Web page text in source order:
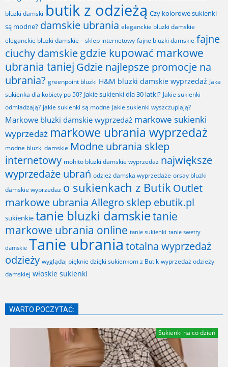
bluzki damski butik z odzieżą Czy kolorowe sukienki
są modne? damskie ubrania eleganckie bluzki damskie
eleganckie bluzki damskie – sklep internetowy fajne bluzki damskie fajne
ciuchy damskiegdzie kupować markowe
ubrania taniej Gdzie najlepsze promocje na
ubrania? greenpoint bluzki H&M bluzki damskie wyprzedaż Jaka
sukienka dla kobiety po 50? Jakie sukienki dla 30 latki? Jakie sukienki
odmładzają? jakie sukienki są modne Jakie sukienki wyszczuplają?
Markowe bluzki damskie wyprzedaż markowe sukienki
wyprzedaż markowe ubrania wyprzedaż
modne bluzki damskie Modne ubrania sklep
internetowy mohito bluzki damskie wyprzedaż największe
wyprzedaże ubrań odzież damska wyprzedaże orsay bluzki
damskie wyprzedaż o sukienkach z Butik Outlet
markowe ubrania Allegro sklep ebutik.pl
sukienkie tanie bluzki damskietanie
markowe ubrania online tanie sukienki tanie swetry
damskie Tanie ubrania totalna wyprzedaż
odzieży wyglądaj pięknie dzięki sukienkom z Butik wyprzedaż odzieży
damskiej włoskie sukienki
WARTO POCZYTAĆ:
Sukienki na co dzień